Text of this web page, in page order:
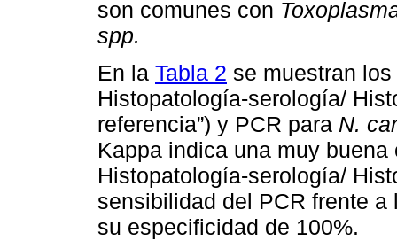
son comunes con
spp.
En la Tabla 2 se muestran
Histopatología-serología/
referencia”) y PCR para N.
Kappa indica una muy
Histopatología-serología/
sensibilidad del PCR frente
su especificidad de 100%.